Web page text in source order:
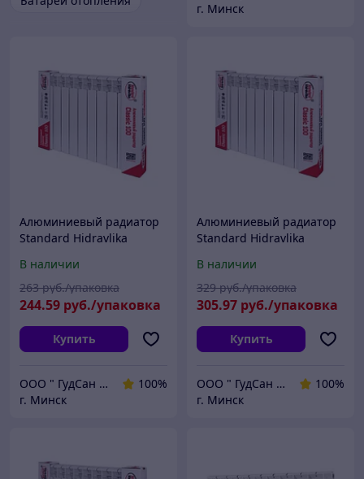
г. Минск
Алюминиевый радиатор
Standard Hidravlika
В наличии
244.59 руб./упаковка
263 руб./упаковка
Купить
ООО " ГудСан " сантехника, отопление
100%
г. Минск
Алюминиевый радиатор
Standard Hidravlika
В наличии
305.97 руб./упаковка
329 руб./упаковка
Купить
ООО " ГудСан " сантехника, отопление
100%
г. Минск